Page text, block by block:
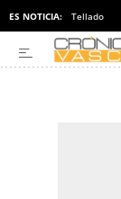
ES NOTICIA: Tellado